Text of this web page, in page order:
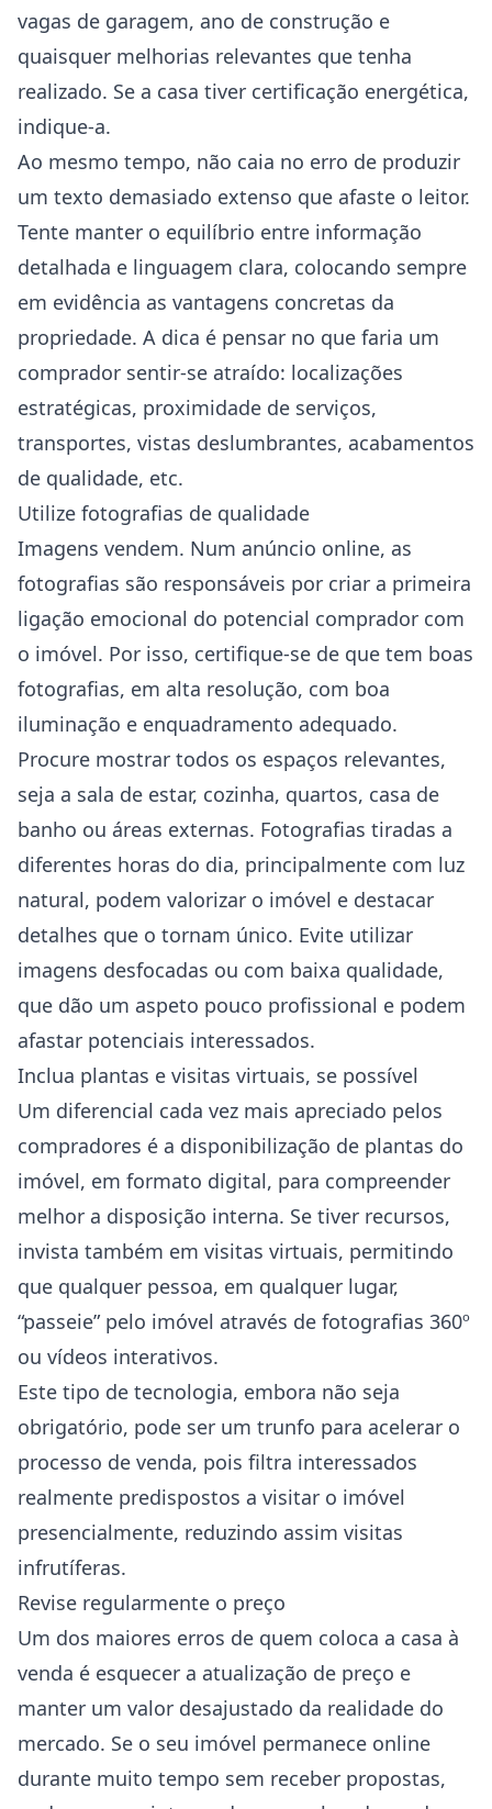
vagas de garagem, ano de construção e
quaisquer melhorias relevantes que tenha
realizado. Se a casa tiver certificação energética,
indique-a.
Ao mesmo tempo, não caia no erro de produzir
um texto demasiado extenso que afaste o leitor.
Tente manter o equilíbrio entre informação
detalhada e linguagem clara, colocando sempre
em evidência as vantagens concretas da
propriedade. A dica é pensar no que faria um
comprador sentir-se atraído: localizações
estratégicas, proximidade de serviços,
transportes, vistas deslumbrantes, acabamentos
de qualidade, etc.
Utilize fotografias de qualidade
Imagens vendem. Num anúncio online, as
fotografias são responsáveis por criar a primeira
ligação emocional do potencial comprador com
o imóvel. Por isso, certifique-se de que tem boas
fotografias, em alta resolução, com boa
iluminação e enquadramento adequado.
Procure mostrar todos os espaços relevantes,
seja a sala de estar, cozinha, quartos, casa de
banho ou áreas externas. Fotografias tiradas a
diferentes horas do dia, principalmente com luz
natural, podem valorizar o imóvel e destacar
detalhes que o tornam único. Evite utilizar
imagens desfocadas ou com baixa qualidade,
que dão um aspeto pouco profissional e podem
afastar potenciais interessados.
Inclua plantas e visitas virtuais, se possível
Um diferencial cada vez mais apreciado pelos
compradores é a disponibilização de plantas do
imóvel, em formato digital, para compreender
melhor a disposição interna. Se tiver recursos,
invista também em visitas virtuais, permitindo
que qualquer pessoa, em qualquer lugar,
“passeie” pelo imóvel através de fotografias 360º
ou vídeos interativos.
Este tipo de tecnologia, embora não seja
obrigatório, pode ser um trunfo para acelerar o
processo de venda, pois filtra interessados
realmente predispostos a visitar o imóvel
presencialmente, reduzindo assim visitas
infrutíferas.
Revise regularmente o preço
Um dos maiores erros de quem coloca a casa à
venda é esquecer a atualização de preço e
manter um valor desajustado da realidade do
mercado. Se o seu imóvel permanece online
durante muito tempo sem receber propostas,